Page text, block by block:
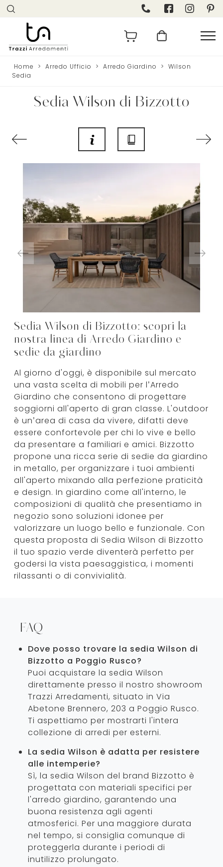
Home > Arredo Ufficio > Arredo Giardino > Wilson
Sedia
Sedia Wilson di Bizzotto
Sedia Wilson di Bizzotto: scopri la
nostra linea di Arredo Giardino e
sedie da giardino
Al giorno d'oggi, è disponibile sul mercato
una vasta scelta di mobili per l’Arredo
Giardino che consentono di progettare
soggiorni all'aperto di gran classe. L'outdoor
è un’area di casa da vivere, difatti deve
essere confortevole per chi lo vive e bello
da presentare a familiari e amici. Bizzotto
propone una ricca serie di sedie da giardino
in metallo, per organizzare i tuoi ambienti
all'aperto mixando alla perfezione praticità
e design. In giardino come all'interno, le
composizioni di qualità che presentiamo in
negozio sono soluzioni idonee per
valorizzare un luogo bello e funzionale. Con
questa proposta di Sedia Wilson di Bizzotto
il tuo spazio verde diventerà perfetto per
godersi la vista paesaggistica, i momenti
rilassanti o di convivialità.
FAQ
Dove posso trovare la sedia Wilson di
Bizzotto a Poggio Rusco?
Puoi acquistare la sedia Wilson
direttamente presso il nostro showroom
Trazzi Arredamenti, situato in Via
Abetone Brennero, 203 a Poggio Rusco.
Ti aspettiamo per mostrarti l'intera
collezione di arredi per esterni.
La sedia Wilson è adatta per resistere
alle intemperie?
Sì, la sedia Wilson del brand Bizzotto è
progettata con materiali specifici per
l'arredo giardino, garantendo una
buona resistenza agli agenti
atmosferici. Per una maggiore durata
nel tempo, si consiglia comunque di
proteggerla durante i periodi di
inutilizzo prolungato.